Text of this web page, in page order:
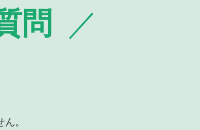
問
。